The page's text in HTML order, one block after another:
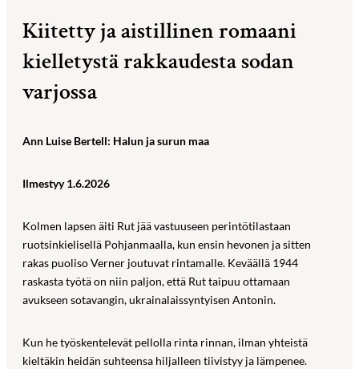
Kiitetty ja aistillinen romaani
kielletystä rakkaudesta sodan
varjossa
Ann Luise Bertell: Halun ja surun maa
Ilmestyy 1.6.2026
Kolmen lapsen äiti Rut jää vastuuseen perintötilastaan
ruotsinkielisellä Pohjanmaalla, kun ensin hevonen ja sitten
rakas puoliso Verner joutuvat rintamalle. Keväällä 1944
raskasta työtä on niin paljon, että Rut taipuu ottamaan
avukseen sotavangin, ukrainalaissyntyisen Antonin.
Kun he työskentelevät pellolla rinta rinnan, ilman yhteistä
kieltäkin heidän suhteensa hiljalleen tiivistyy ja lämpenee.